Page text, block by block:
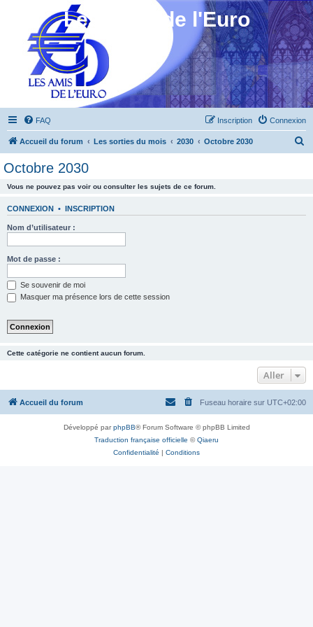
Les Amis de l'Euro
FAQ Connexion
Inscription
Accueil du forum Les sorties du mois 2030 Octobre 2030
Octobre 2030
Vous ne pouvez pas voir ou consulter les sujets de ce forum.
CONNEXION • INSCRIPTION
Nom d’utilisateur :
Mot de passe :
Se souvenir de moi
Masquer ma présence lors de cette session
Cette catégorie ne contient aucun forum.
Aller
Accueil du forum Fuseau horaire sur UTC+02:00
Développé parphpBB® Forum Software © phpBB Limited
Traduction française officielle ©Qiaeru
Confidentialité | Conditions